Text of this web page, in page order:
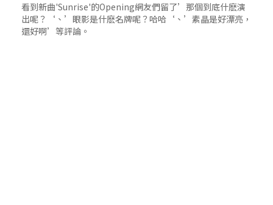
看到新曲'Sunrise'的Opening網友們留了’那個到底什麽演
出呢？‘、’眼影是什麽名牌呢？哈哈‘、’素晶是好漂亮，
還好啊’等評論。